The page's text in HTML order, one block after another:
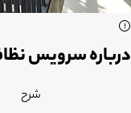
درباره سرویس
شرح